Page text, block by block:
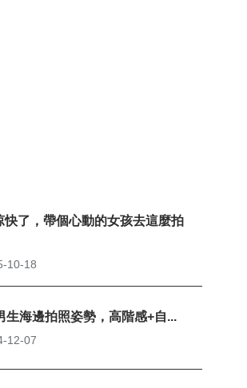
快了，帶個心動的女孩去這麼拍
10-18
生海邊拍照姿勢，高階感+自...
12-07